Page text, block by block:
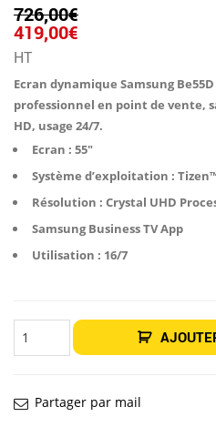
726,00€
Le
prix
initial
était :
726,00€.
419,00€
est :
419,00€.
HT
Ecran dynamique Samsung
professionnel en point de vente,
HD, usage 24/7.
Ecran : 55″
Système d’exploitation :
Résolution : Crystal UHD
Samsung Business TV App
Utilisation : 16/7
quantité
de
BE55D-
H
Partager par mail